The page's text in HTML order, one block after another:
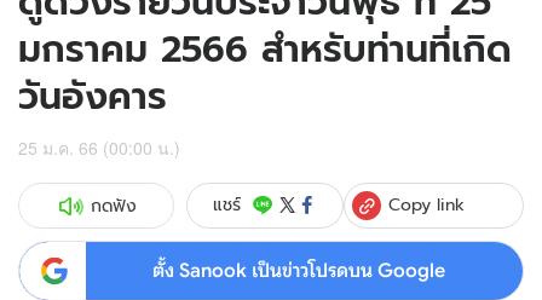
มกราคม 2566 สำหรับท่านที่เกิด
วันอังคาร
25 ม.ค. 66 (00:00 น.)
กดฟัง แชร์ Copy link
ตั้ง Sanook เป็นข่าวโปรดบน Google